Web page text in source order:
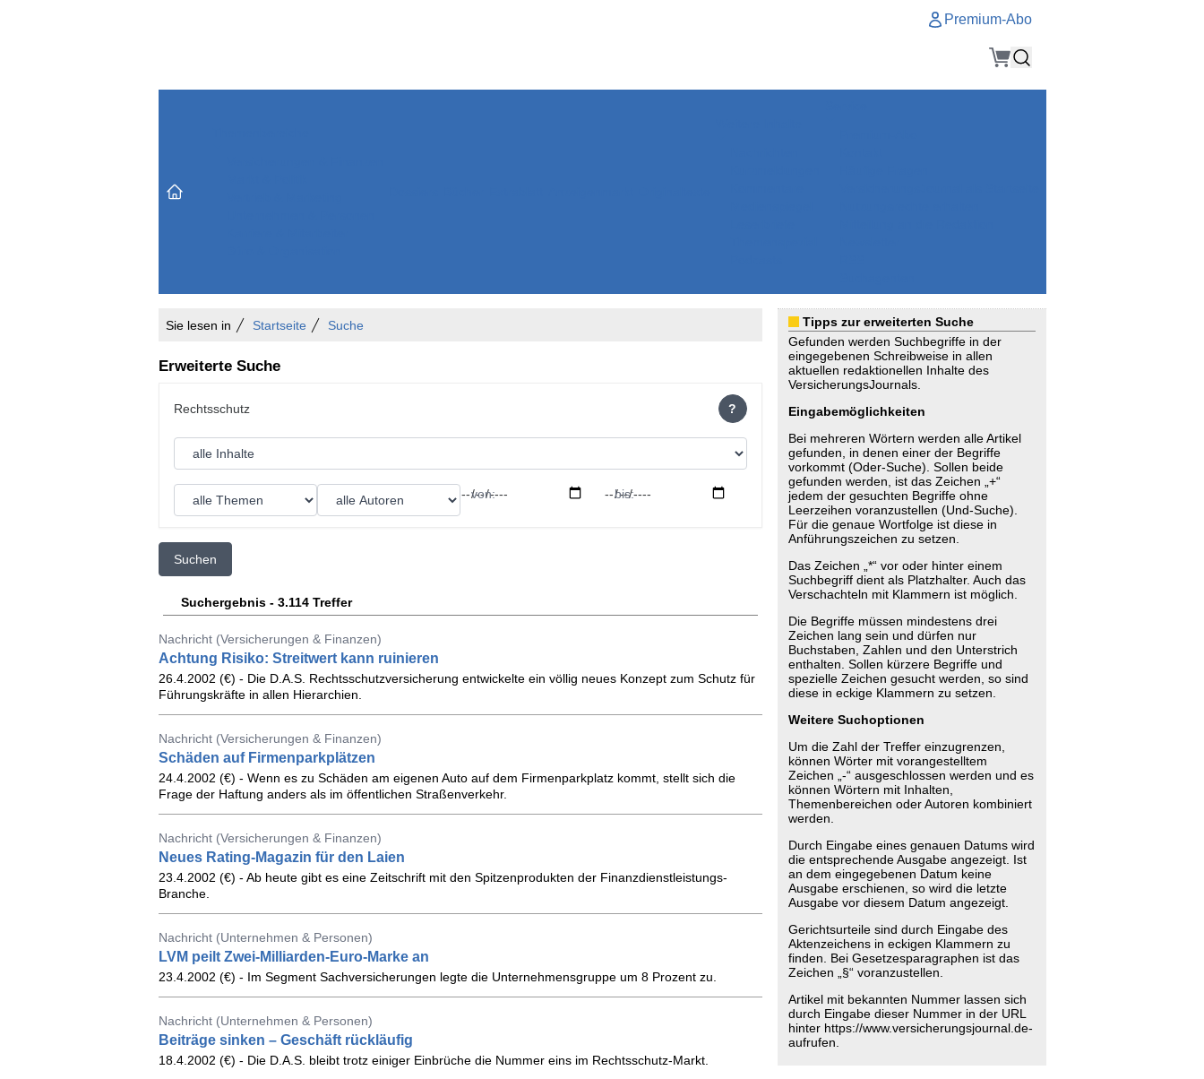
Premium-Abo
Sie lesen in Startseite Suche
Erweiterte Suche
?
von: bis:
Suchen
Suchergebnis - 3.114 Treffer
Nachricht (Versicherungen & Finanzen)
Achtung Risiko: Streitwert kann ruinieren
26.4.2002 (€) - Die D.A.S. Rechtsschutzversicherung entwickelte ein völlig neues Konzept zum Schutz für
Führungskräfte in allen Hierarchien.
Nachricht (Versicherungen & Finanzen)
Schäden auf Firmenparkplätzen
24.4.2002 (€) - Wenn es zu Schäden am eigenen Auto auf dem Firmenparkplatz kommt, stellt sich die
Frage der Haftung anders als im öffentlichen Straßenverkehr.
Nachricht (Versicherungen & Finanzen)
Neues Rating-Magazin für den Laien
23.4.2002 (€) - Ab heute gibt es eine Zeitschrift mit den Spitzenprodukten der Finanzdienstleistungs-
Branche.
Nachricht (Unternehmen & Personen)
LVM peilt Zwei-Milliarden-Euro-Marke an
23.4.2002 (€) - Im Segment Sachversicherungen legte die Unternehmensgruppe um 8 Prozent zu.
Nachricht (Unternehmen & Personen)
Beiträge sinken – Geschäft rückläufig
18.4.2002 (€) - Die D.A.S. bleibt trotz einiger Einbrüche die Nummer eins im Rechtsschutz-Markt.
Tipps zur erweiterten Suche
Gefunden werden Suchbegriffe in der
eingegebenen Schreibweise in allen
aktuellen redaktionellen Inhalte des
VersicherungsJournals.
Eingabemöglichkeiten
Bei mehreren Wörtern werden alle Artikel
gefunden, in denen einer der Begriffe
vorkommt (Oder-Suche). Sollen beide
gefunden werden, ist das Zeichen „+“
jedem der gesuchten Begriffe ohne
Leerzeihen voranzustellen (Und-Suche).
Für die genaue Wortfolge ist diese in
Anführungszeichen zu setzen.
Das Zeichen „*“ vor oder hinter einem
Suchbegriff dient als Platzhalter. Auch das
Verschachteln mit Klammern ist möglich.
Die Begriffe müssen mindestens drei
Zeichen lang sein und dürfen nur
Buchstaben, Zahlen und den Unterstrich
enthalten. Sollen kürzere Begriffe und
spezielle Zeichen gesucht werden, so sind
diese in eckige Klammern zu setzen.
Weitere Suchoptionen
Um die Zahl der Treffer einzugrenzen,
können Wörter mit vorangestelltem
Zeichen „-“ ausgeschlossen werden und es
können Wörtern mit Inhalten,
Themenbereichen oder Autoren kombiniert
werden.
Durch Eingabe eines genauen Datums wird
die entsprechende Ausgabe angezeigt. Ist
an dem eingegebenen Datum keine
Ausgabe erschienen, so wird die letzte
Ausgabe vor diesem Datum angezeigt.
Gerichtsurteile sind durch Eingabe des
Aktenzeichens in eckigen Klammern zu
finden. Bei Gesetzesparagraphen ist das
Zeichen „§“ voranzustellen.
Artikel mit bekannten Nummer lassen sich
durch Eingabe dieser Nummer in der URL
hinter https://www.versicherungsjournal.de-
aufrufen.